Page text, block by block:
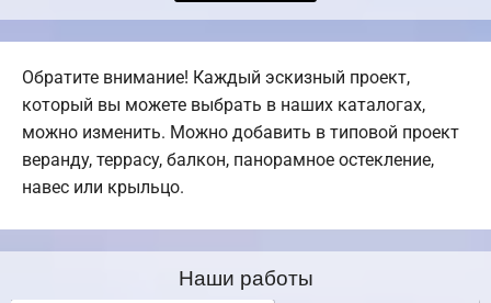
Обратите внимание! Каждый эскизный проект,
который вы можете выбрать в наших каталогах,
можно изменить. Можно добавить в типовой проект
веранду, террасу, балкон, панорамное остекление,
навес или крыльцо.
Наши работы